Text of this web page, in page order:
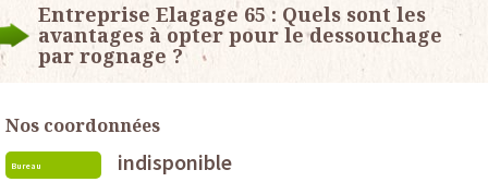
Entreprise Elagage 65 : Quels sont les
avantages à opter pour le dessouchage
par rognage ?
Nos coordonnées
Bureau indisponible